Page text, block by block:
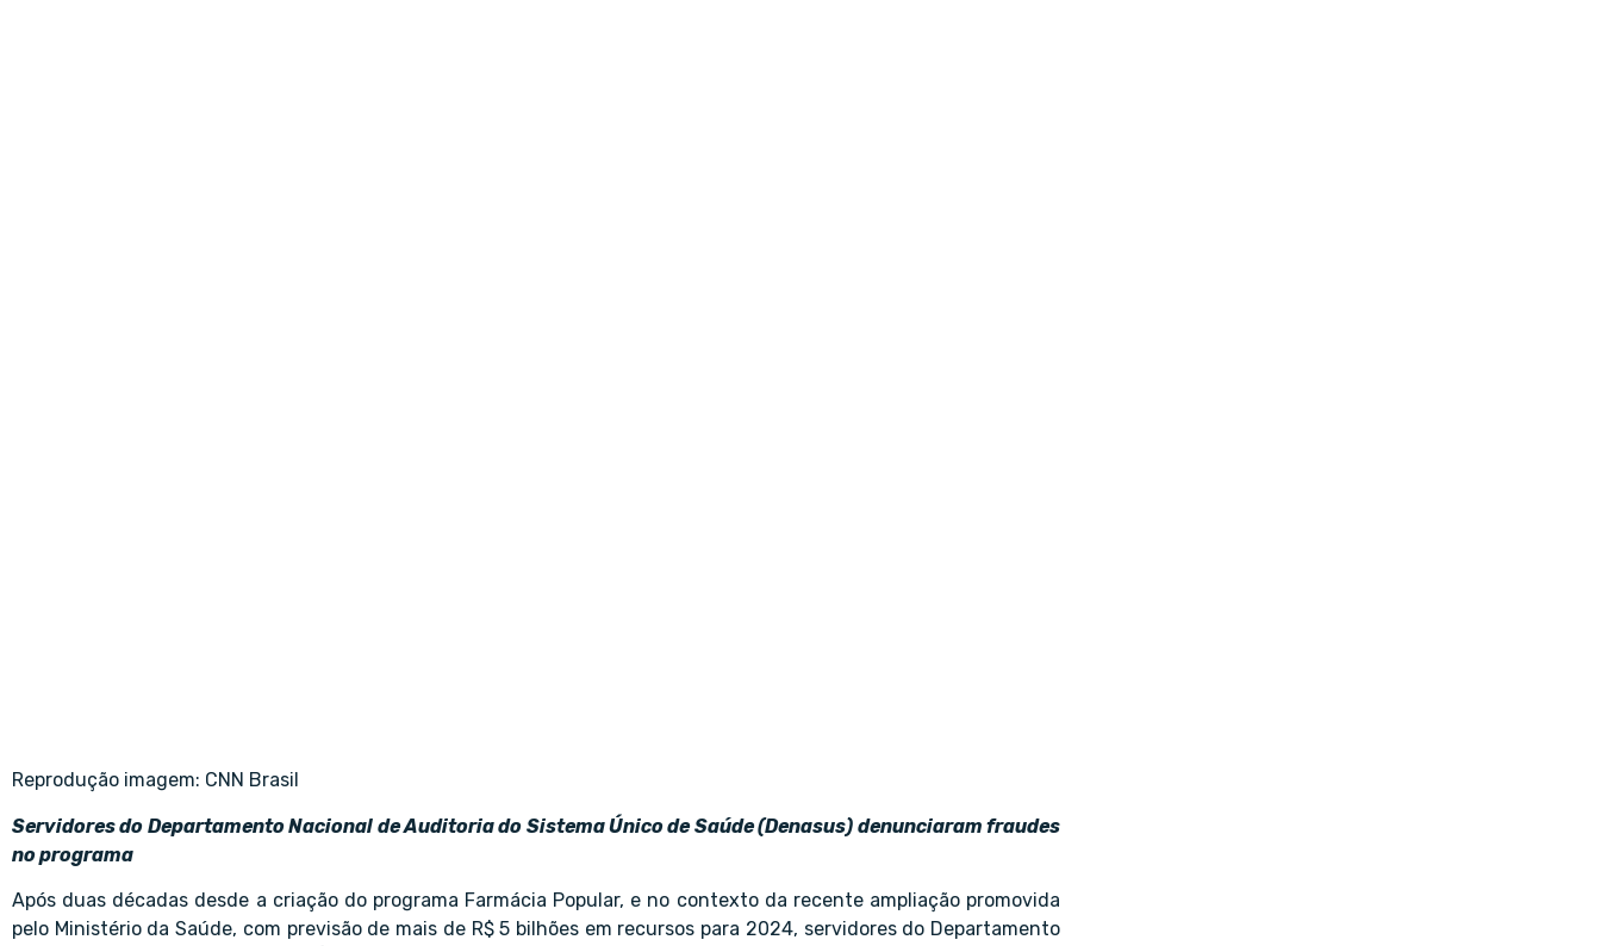
Reprodução imagem: CNN Brasil
Servidores do Departamento Nacional de Auditoria do Sistema Único de Saúde (Denasus) denunciaram fraudes
no programa
Após duas décadas desde a criação do programa Farmácia Popular, e no contexto da recente ampliação promovida
pelo Ministério da Saúde, com previsão de mais de R$ 5 bilhões em recursos para 2024, servidores do Departamento